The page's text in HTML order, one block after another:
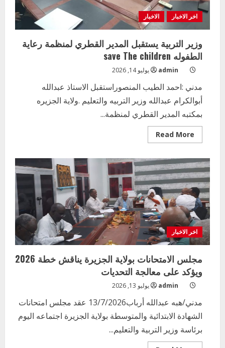
اخر الاخبار الاخبار
وزير التربية يستقبل المدير القطري لمنظمة رعاية
الطفوله save The children
admin يوليو 14, 2026
مدني :احمد الطيب المنصوراستقبل الاستاذ عبدالله
أبوالكرام عبدالله وزير التربيه والتعليم .ولاية الجزيره
بمكتبه المدير القطري لمنظمة...
Read More
more
التربية
يستقبل
المدير
القطري
لمنظمة
رعاية
الطفوله
save
The
children
اخر الاخبار
مجلس الامتحانات بولاية الجزيرة يناقش خطة 2026
ويؤكد على معالجة التحديات
admin يوليو 13, 2026
مدني/هبه عبدالله أرباب13/7/2026 عقد مجلس امتحانات
الشهادة الابتدائية والمتوسطة بولاية الجزيرة اجتماعه اليوم
برئاسة وزير التربية والتعليم...